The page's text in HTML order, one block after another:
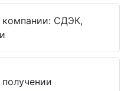
компании: СДЭК,